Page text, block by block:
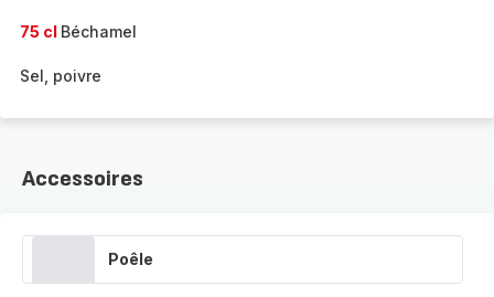
75 cl Béchamel
Sel, poivre
Accessoires
Poêle